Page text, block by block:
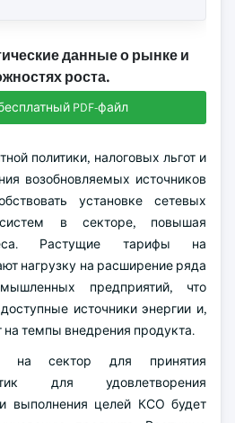
данные о рынке и
роста.
PDF-файл
политики, налоговых льгот и
возобновляемых источников
установке сетевых
систем в секторе, повышая
Растущие тарифы на
нагрузку на расширение ряда
предприятий, что
источники энергии и,
на темпы внедрения продукта.
на сектор для принятия
для удовлетворения
выполнения целей КСО будет